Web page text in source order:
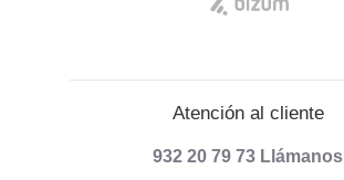
Atención al cliente
932 20 79 73 Llámanos